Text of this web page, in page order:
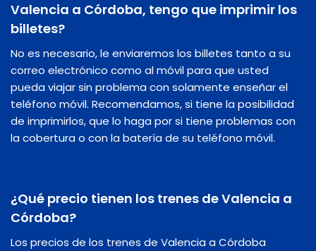
Valencia a Córdoba, tengo que imprimir los
billetes?
No es necesario, le enviaremos los billetes tanto a su
correo electrónico como al móvil para que usted
pueda viajar sin problema con solamente enseñar el
teléfono móvil. Recomendamos, si tiene la posibilidad
de imprimirlos, que lo haga por si tiene problemas con
la cobertura o con la batería de su teléfono móvil.
¿Qué precio tienen los trenes de Valencia a
Córdoba?
Los precios de los trenes de Valencia a Córdoba